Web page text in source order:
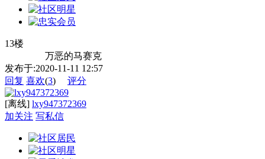
13楼
万恶的马赛克
发布于:2020-11-11 12:57
回复 喜欢(3) 评分
[离线] lxy947372369
加关注 写私信